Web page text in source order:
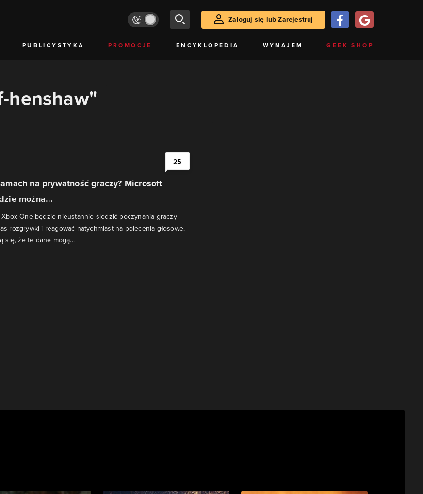
Zaloguj się lub Zarejestruj
PUBLICYSTYKA PROMOCJE ENCYKLOPEDIA WYNAJEM GEEK SHOP
henshaw"
na prywatność graczy? Microsoft
można...
Xbox One będzie nieustannie śledzić poczynania graczy
rozgrywki i reagować natychmiast na polecenia głosowe.
się, że te dane mogą...
25